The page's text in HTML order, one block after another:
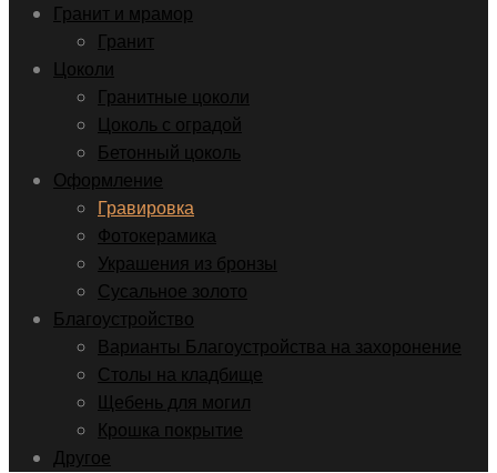
Гранит и мрамор
Гранит
Цоколи
Гранитные цоколи
Цоколь с оградой
Бетонный цоколь
Оформление
Гравировка
Фотокерамика
Украшения из бронзы
Сусальное золото
Благоустройство
Варианты Благоустройства на захоронение
Столы на кладбище
Щебень для могил
Крошка покрытие
Другое